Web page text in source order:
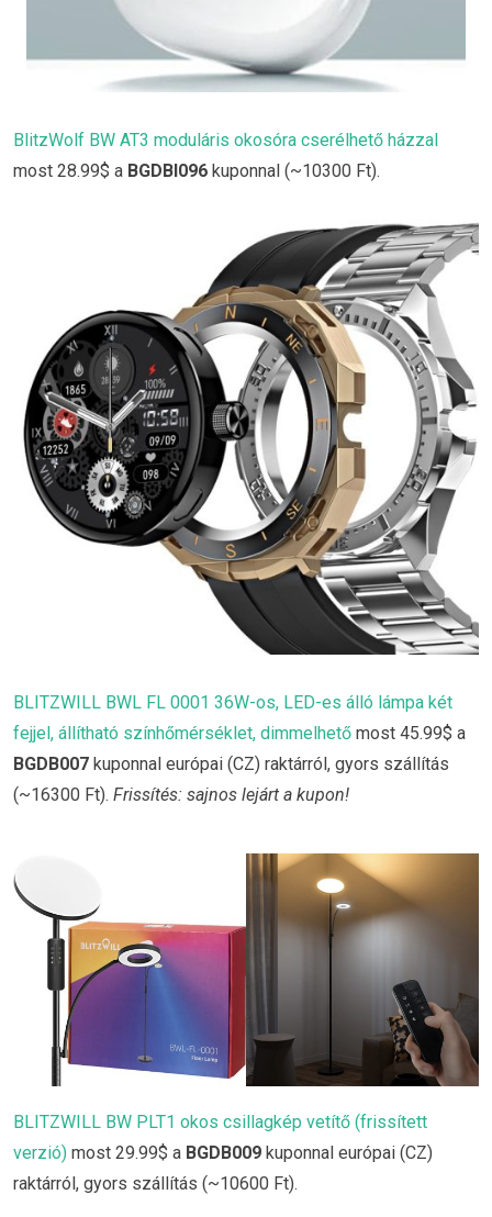
BlitzWolf BW AT3 moduláris okosóra cserélhető házzal
most 28.99$ a BGDBI096 kuponnal (~10300 Ft).
BLITZWILL BWL FL 0001 36W-os, LED-es álló lámpa két
fejjel, állítható színhőmérséklet, dimmelhető most 45.99$ a
BGDB007 kuponnal európai (CZ) raktárról, gyors szállítás
(~16300 Ft). Frissítés: sajnos lejárt a kupon!
BLITZWILL BW PLT1 okos csillagkép vetítő (frissített
verzió) most 29.99$ a BGDB009 kuponnal európai (CZ)
raktárról, gyors szállítás (~10600 Ft).